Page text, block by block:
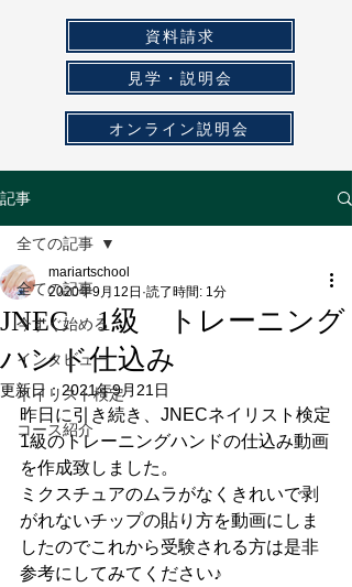
資料請求
見学・説明会
オンライン説明会
記事
全ての記事
今すぐ始める
インタビュー
ネイリスト検定
コース紹介
全ての記事
JNEC 1級 トレーニング
ハンド仕込み
mariartschool
2020年9月12日 読了時間: 1分
更新日：2021年9月21日
昨日に引き続き、JNECネイリスト検定
1級のトレーニングハンドの仕込み動画
を作成致しました。
ミクスチュアのムラがなくきれいで剥
がれないチップの貼り方を動画にしま
したのでこれから受験される方は是非
参考にしてみてください♪